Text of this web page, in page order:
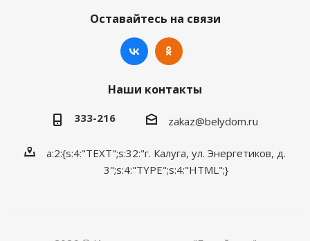
Оставайтесь на связи
Наши контакты
333-216 zakaz@belydom.ru
a:2:{s:4:"TEXT";s:32:"г. Калуга, ул. Энергетиков, д.
3";s:4:"TYPE";s:4:"HTML";}